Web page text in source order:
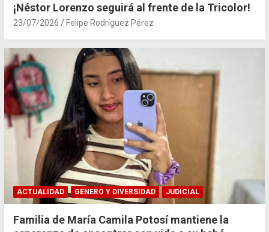
¡Néstor Lorenzo seguirá al frente de la Tricolor!
23/07/2026 Felipe Rodríguez Pérez
ACTUALIDAD GÉNERO Y DIVERSIDAD JUDICIAL
Familia de María Camila Potosí mantiene la